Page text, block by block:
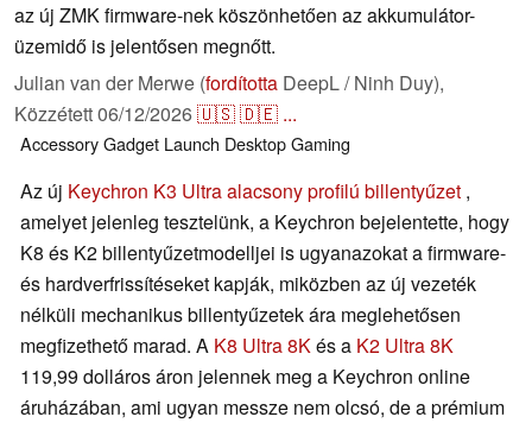
az új ZMK firmware-nek köszönhetően az akkumulátor-
üzemidő is jelentősen megnőtt.
Julian van der Merwe (fordította DeepL / Ninh Duy),
Közzétett06/12/2026🇺🇸🇩🇪 ...
AccessoryGadget Launch DesktopGaming
Az új Keychron K3 Ultra alacsony profilú billentyűzet ,
amelyet jelenleg tesztelünk, a Keychron bejelentette, hogy
K8 és K2 billentyűzetmodelljei is ugyanazokat a firmware-
és hardverfrissítéseket kapják, miközben az új vezeték
nélküli mechanikus billentyűzetek ára meglehetősen
megfizethető marad. A K8 Ultra 8Kés a K2 Ultra 8K
119,99 dolláros áron jelennek meg a Keychron online
áruházában, ami ugyan messze nem olcsó, de a prémium